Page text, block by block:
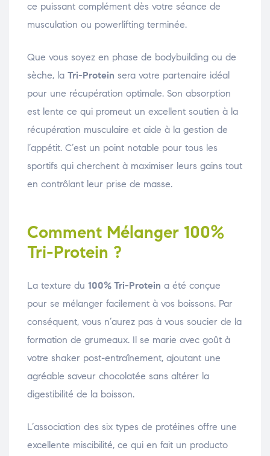
ce puissant complément dès votre séance de
musculation ou powerlifting terminée.
Que vous soyez en phase de bodybuilding ou de
sèche, la Tri-Protein sera votre partenaire idéal
pour une récupération optimale. Son absorption
est lente ce qui promeut un excellent soutien à la
récupération musculaire et aide à la gestion de
l’appétit. C’est un point notable pour tous les
sportifs qui cherchent à maximiser leurs gains tout
en contrôlant leur prise de masse.
Comment Mélanger 100%
Tri-Protein ?
La texture du 100% Tri-Protein a été conçue
pour se mélanger facilement à vos boissons. Par
conséquent, vous n’aurez pas à vous soucier de la
formation de grumeaux. Il se marie avec goût à
votre shaker post-entraînement, ajoutant une
agréable saveur chocolatée sans altérer la
digestibilité de la boisson.
L’association des six types de protéines offre une
excellente miscibilité, ce qui en fait un producto